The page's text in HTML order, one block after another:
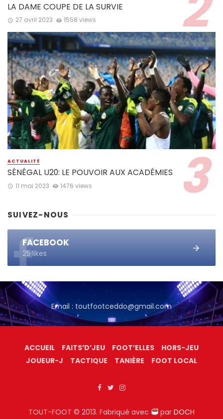
LA DAME COUPE DE LA SURVIE
27 avril 2023 1558 views
ACTUALITÉ
SÉNÉGAL U20: LE POUVOIR AUX ACADÉMIES
11 mai 2023 1476 views
SUIVEZ-NOUS
FACEBOOK
25 likes
Email : toutfootceddo@gmail.com
ACCUEIL FAITS’D’JEU FOOT’ELLES
HORS-JEU
JOUEUR-J
TACTIQUE TANIÈRE FOOT LOCAL
TOUT-FOOT © 2013. Fabriqué avec parDOCH